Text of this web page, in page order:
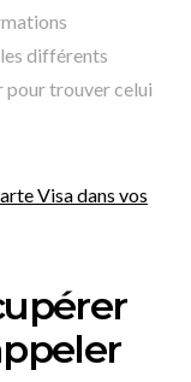
différents
pour trouver celui
Visa dans vos